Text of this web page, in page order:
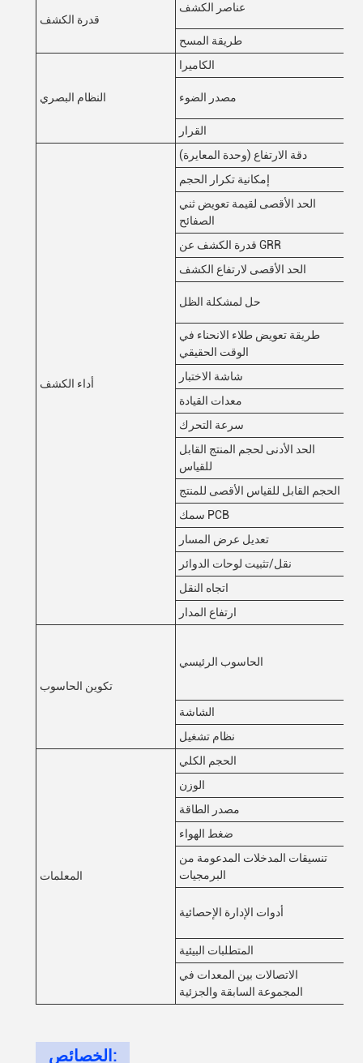
قدرة الكشف
عناصر الكشف
طريقة المسح
النظام البصري
الكاميرا
مصدر الضوء
القرار
أداء الكشف
دقة الارتفاع (وحدة المعايرة)
إمكانية تكرار الحجم
الحد الأقصى لقيمة تعويض ثني
الصفائح
قدرة الكشف عن GRR
الحد الأقصى لارتفاع الكشف
حل لمشكلة الظل
طريقة تعويض طلاء الانحناء في
الوقت الحقيقي
شاشة الاختبار
معدات القيادة
سرعة التحرك
الحد الأدنى لحجم المنتج القابل
للقياس
الحجم القابل للقياس الأقصى للمنتج
سمك PCB
تعديل عرض المسار
نقل/تثبيت لوحات الدوائر
اتجاه النقل
ارتفاع المدار
تكوين الحاسوب
الحاسوب الرئيسي
الشاشة
نظام تشغيل
المعلمات
الحجم الكلي
الوزن
مصدر الطاقة
ضغط الهواء
تنسيقات المدخلات المدعومة من
البرمجيات
أدوات الإدارة الإحصائية
المتطلبات البيئية
الاتصالات بين المعدات في
المجموعة السابقة والجزئية
الخصائص: